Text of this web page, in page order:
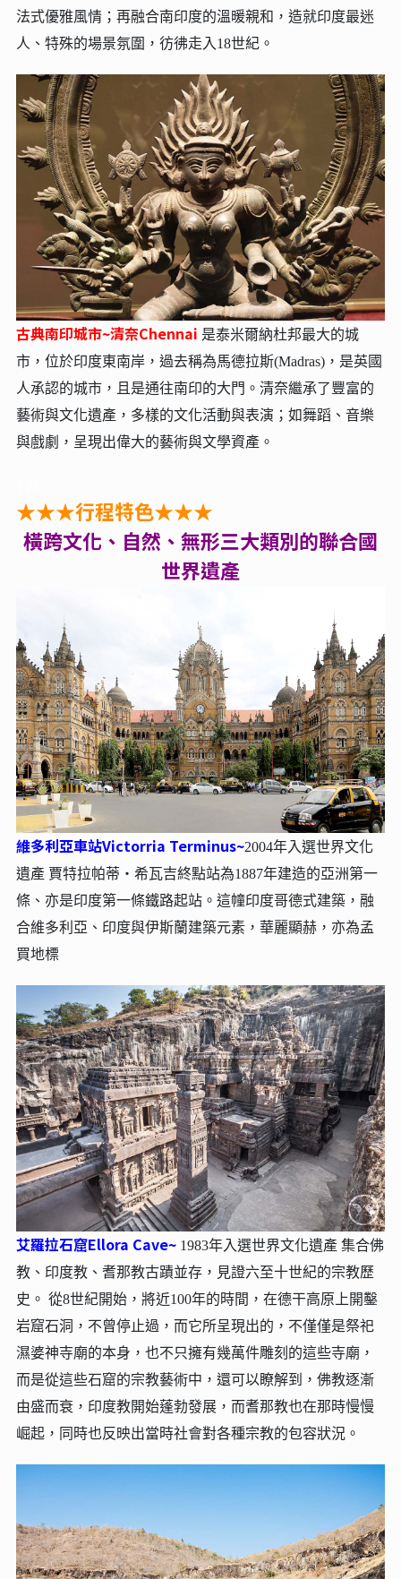
法式優雅風情；再融合南印度的溫暖親和，造就印度最迷
人、特殊的場景氛圍，彷彿走入18世紀。
古典南印城市~清奈Chennai 是泰米爾納杜邦最大的城
市，位於印度東南岸，過去稱為馬德拉斯(Madras)，是英國
人承認的城市，且是通往南印的大門。清奈繼承了豐富的
藝術與文化遺產，多樣的文化活動與表演；如舞蹈、音樂
與戲劇，呈現出偉大的藝術與文學資產。
★★★行程特色★★★
橫跨文化、自然、無形三大類別的聯合國
世界遺產
維多利亞車站Victorria Terminus~2004年入選世界文化
遺產 賈特拉帕蒂‧希瓦吉終點站為1887年建造的亞洲第一
條、亦是印度第一條鐵路起站。這幢印度哥德式建築，融
合維多利亞、印度與伊斯蘭建築元素，華麗顯赫，亦為孟
買地標
艾羅拉石窟Ellora Cave~ 1983年入選世界文化遺產 集合佛
教、印度教、耆那教古蹟並存，見證六至十世紀的宗教歷
史。 從8世紀開始，將近100年的時間，在德干高原上開鑿
岩窟石洞，不曾停止過，而它所呈現出的，不僅僅是祭祀
濕婆神寺廟的本身，也不只擁有幾萬件雕刻的這些寺廟，
而是從這些石窟的宗教藝術中，還可以瞭解到，佛教逐漸
由盛而衰，印度教開始蓬勃發展，而耆那教也在那時慢慢
崛起，同時也反映出當時社會對各種宗教的包容狀況。